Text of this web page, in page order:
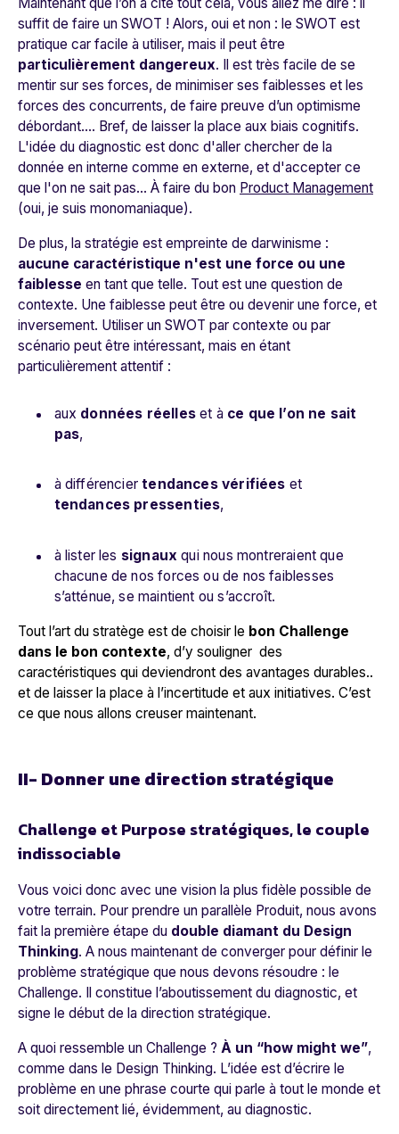
suffit de faire un SWOT ! Alors, oui et non : le SWOT est
pratique car facile à utiliser, mais il peut être
particulièrement dangereux. Il est très facile de se
mentir sur ses forces, de minimiser ses faiblesses et les
forces des concurrents, de faire preuve d’un optimisme
débordant.… Bref, de laisser la place aux biais cognitifs.
L'idée du diagnostic est donc d'aller chercher de la
donnée en interne comme en externe, et d'accepter ce
que l'on ne sait pas... À faire du bon Product Management
(oui, je suis monomaniaque).
De plus, la stratégie est empreinte de darwinisme :
aucune caractéristique n'est une force ou une
faiblesse en tant que telle. Tout est une question de
contexte. Une faiblesse peut être ou devenir une force, et
inversement. Utiliser un SWOT par contexte ou par
scénario peut être intéressant, mais en étant
particulièrement attentif :
aux données réelleset à ce que l’on ne sait
pas,
à différenciertendances vérifiées et
tendances pressenties,
à lister les signaux qui nous montreraient que
chacune de nos forces ou de nos faiblesses
s’atténue, se maintient ou s’accroît.
Tout l’art du stratège est de choisir le bon Challenge
dans le bon contexte, d’y souligner des
caractéristiques qui deviendront des avantages durables..
et de laisser la place à l’incertitude et aux initiatives. C’est
ce que nous allons creuser maintenant.
II- Donner une direction stratégique
Challenge et Purpose stratégiques, le couple
indissociable
Vous voici donc avec une vision la plus fidèle possible de
votre terrain. Pour prendre un parallèle Produit, nous avons
fait la première étape du double diamant du Design
Thinking. A nous maintenant de converger pour définir le
problème stratégique que nous devons résoudre : le
Challenge. Il constitue l’aboutissement du diagnostic, et
signe le début de la direction stratégique.
A quoi ressemble un Challenge ? À un “how might we”,
comme dans le Design Thinking. L’idée est d’écrire le
problème en une phrase courte qui parle à tout le monde et
soit directement lié, évidemment, au diagnostic.